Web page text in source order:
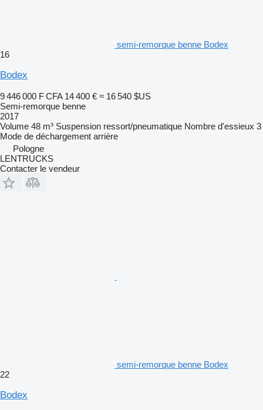
semi-remorque benne Bodex
16
Bodex
9 446 000 F CFA 14 400 € ≈ 16 540 $US
Semi-remorque benne
2017
Volume 48 m³ Suspension ressort/pneumatique Nombre d'essieux 3
Mode de déchargement arrière
Pologne
LENTRUCKS
Contacter le vendeur
semi-remorque benne Bodex
22
Bodex